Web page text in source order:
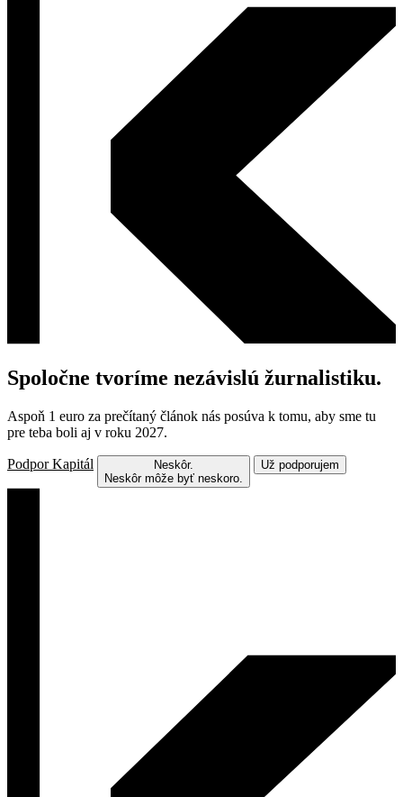
Spoločne tvoríme nezávislú žurnalistiku.
Aspoň 1 euro za prečítaný článok nás posúva k tomu, aby sme tu
pre teba boli aj v roku 2027.
Podpor Kapitál
Neskôr.
Neskôr môže byť neskoro.
Už podporujem